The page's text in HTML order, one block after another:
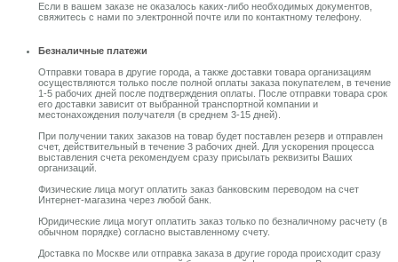
Если в вашем заказе не оказалось каких-либо необходимых документов,
свяжитесь с нами по электронной почте или по контактному телефону.
Безналичные платежи
Отправки товара в другие города, а также доставки товара организациям
осуществляются только после полной оплаты заказа покупателем, в течение
1-5 рабочих дней после подтверждения оплаты. После отправки товара срок
его доставки зависит от выбранной транспортной компании и
местонахождения получателя (в среднем 3-15 дней).
При получении таких заказов на товар будет поставлен резерв и отправлен
счет, действительный в течение 3 рабочих дней. Для ускорения процесса
выставления счета рекомендуем сразу присылать реквизиты Ваших
организаций.
Физические лица могут оплатить заказ банковским переводом на счет
Интернет-магазина через любой банк.
Юридические лица могут оплатить заказ только по безналичному расчету (в
обычном порядке) согласно выставленному счету.
Доставка по Москве или отправка заказа в другие города происходит сразу